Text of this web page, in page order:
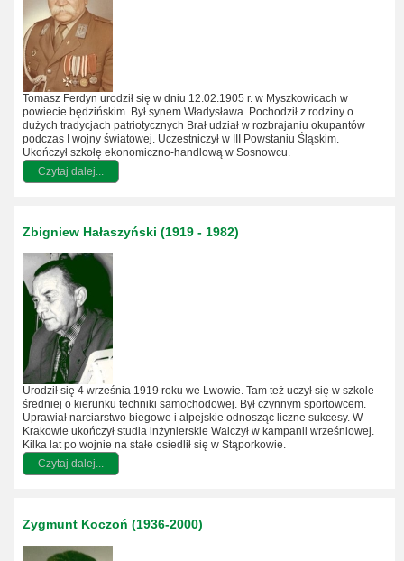
Tomasz Ferdyn urodził się w dniu 12.02.1905 r. w Myszkowicach w
powiecie będzińskim. Był synem Władysława. Pochodził z rodziny o
dużych tradycjach patriotycznych Brał udział w rozbrajaniu okupantów
podczas I wojny światowej. Uczestniczył w III Powstaniu Śląskim.
Ukończył szkołę ekonomiczno-handlową w Sosnowcu.
Czytaj dalej...
Zbigniew Hałaszyński (1919 - 1982)
Urodził się 4 września 1919 roku we Lwowie. Tam też uczył się w szkole
średniej o kierunku techniki samochodowej. Był czynnym sportowcem.
Uprawiał narciarstwo biegowe i alpejskie odnosząc liczne sukcesy. W
Krakowie ukończył studia inżynierskie Walczył w kampanii wrześniowej.
Kilka lat po wojnie na stałe osiedlił się w Stąporkowie.
Czytaj dalej...
Zygmunt Koczoń (1936-2000)